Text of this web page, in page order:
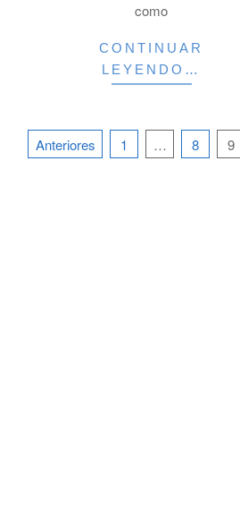
como
CONTINUAR
LEYENDO…
Paginación
Anteriores 1 … 8 9